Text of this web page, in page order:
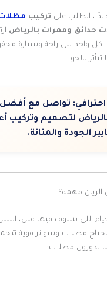
الطلب على تركيب
حدائق وممرات بالرياض
واحد يبي راحة وسيارة
بالجو.
تواصل مع أفضل
لتصميم وتركيب
الجودة والمتانة.
مهمة؟
اللي تشوف فيها فلل،
مظلات وسواتر قوية
يدورون مظلات: